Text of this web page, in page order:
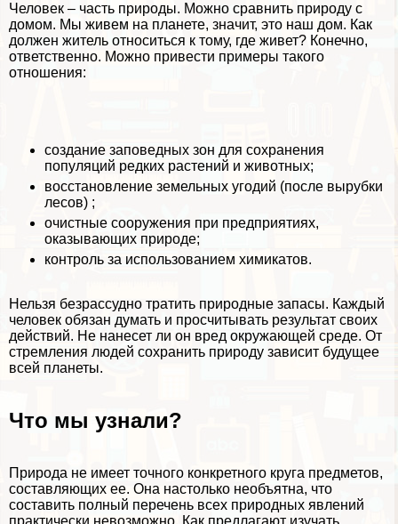
Человек – часть природы. Можно сравнить природу с
домом. Мы живем на планете, значит, это наш дом. Как
должен житель относиться к тому, где живет? Конечно,
ответственно. Можно привести примеры такого
отношения:
создание заповедных зон для сохранения
популяций редких растений и животных;
восстановление земельных угодий (после вырубки
лесов) ;
очистные сооружения при предприятиях,
оказывающих природе;
контроль за использованием химикатов.
Нельзя безрассудно тратить природные запасы. Каждый
человек обязан думать и просчитывать результат своих
действий. Не нанесет ли он вред окружающей среде. От
стремления людей сохранить природу зависит будущее
всей планеты.
Что мы узнали?
Природа не имеет точного конкретного круга предметов,
составляющих ее. Она настолько необъятна, что
составить полный перечень всех природных явлений
пpaктически невозможно. Как предлагают изучать